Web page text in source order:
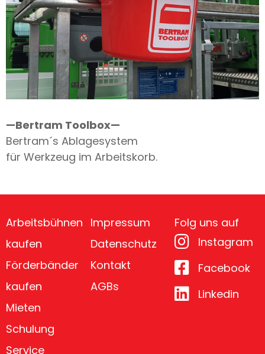
—Bertram Toolbox—
Bertram´s Ablagesystem
für Werkzeug im Arbeitskorb.
Arbeitsbühnen
kaufen
Förderbänder
kaufen
Mieten
Schulung
Service
Impressum
Datenschutz
Kontakt
AGBs
Folg uns auf
Instagram
Facebook
Linkedin